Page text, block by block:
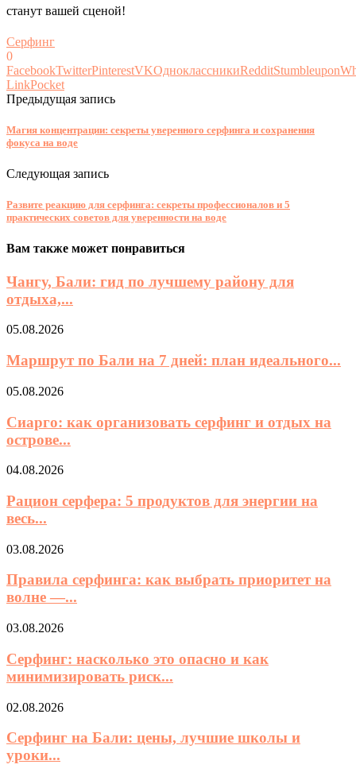
станут вашей сценой!
Серфинг
0
FacebookTwitterPinterestVKОдноклассникиRedditStumbleupon
LinkPocket
Предыдущая запись
Магия концентрации: секреты уверенного серфинга и сохранения
фокуса на воде
Следующая запись
Развите реакцию для серфинга: секреты профессионалов и 5
практических советов для уверенности на воде
Вам также может понравиться
Чангу, Бали: гид по лучшему району для
отдыха,...
05.08.2026
Маршрут по Бали на 7 дней: план идеального...
05.08.2026
Сиарго: как организовать серфинг и отдых на
острове...
04.08.2026
Рацион серфера: 5 продуктов для энергии на
весь...
03.08.2026
Правила серфинга: как выбрать приоритет на
волне —...
03.08.2026
Серфинг: насколько это опасно и как
минимизировать риск...
02.08.2026
Серфинг на Бали: цены, лучшие школы и
уроки...